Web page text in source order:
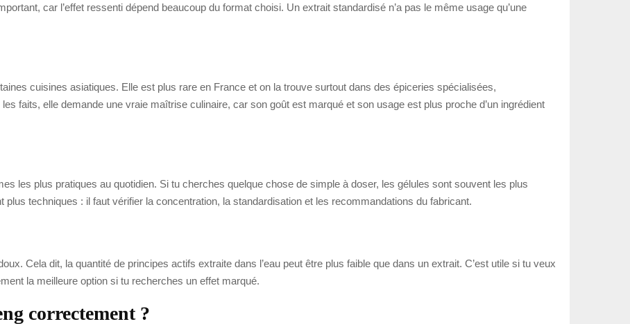
car l’effet ressenti dépend beaucoup du format choisi. Un extrait standardisé n’a pas le même usage qu’une
cuisines asiatiques. Elle est plus rare en France et on la trouve surtout dans des épiceries spécialisées,
faits, elle demande une vraie maîtrise culinaire, car son goût est marqué et son usage est plus proche d’un ingrédient
les plus pratiques au quotidien. Si tu cherches quelque chose de simple à doser, les gélules sont souvent les plus
techniques : il faut vérifier la concentration, la standardisation et les recommandations du fabricant.
Cela dit, la quantité de principes actifs extraite dans l’eau peut être plus faible que dans un extrait. C’est utile si tu veux
la meilleure option si tu recherches un effet marqué.
correctement ?